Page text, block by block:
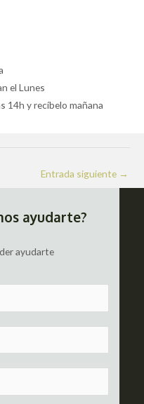
el Lunes
14h y recíbelo mañana
Entrada siguiente →
ayudarte?
ayudarte